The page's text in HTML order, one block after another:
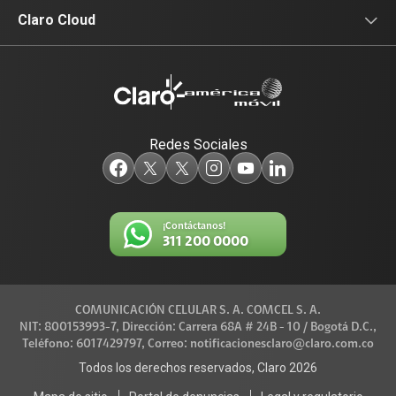
Equipos para su empresa
Claro Media
Noticias de interés
Claro Cloud
Redes Sociales
¡Contáctanos!
311 200 0000
COMUNICACIÓN CELULAR S. A. COMCEL S. A.
NIT: 800153993-7, Dirección: Carrera 68A # 24B - 10 / Bogotá D.C.,
Teléfono: 6017429797, Correo: notificacionesclaro@claro.com.co
Todos los derechos reservados, Claro 2026